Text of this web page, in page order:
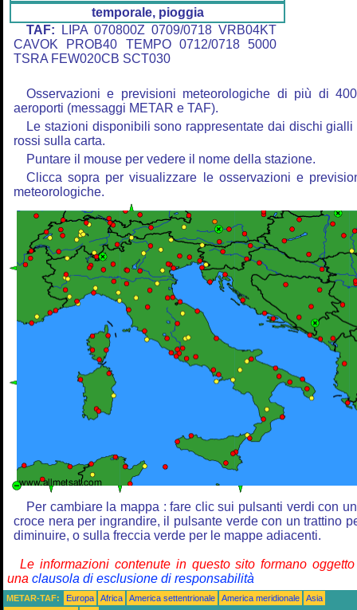
temporale, pioggia
TAF: LIPA 070800Z 0709/0718 VRB04KT
CAVOK PROB40 TEMPO 0712/0718 5000
TSRA FEW020CB SCT030
Osservazioni e previsioni meteorologiche di più di
aeroporti (messaggi METAR e TAF).
Le stazioni disponibili sono rappresentate dai dischi gialli
rossi sulla carta.
Puntare il mouse per vedere il nome della stazione.
Clicca sopra per visualizzare le osservazioni e
meteorologiche.
Per cambiare la mappa : fare clic sui pulsanti verdi con
croce nera per ingrandire, il pulsante verde con un trattino
diminuire, o sulla freccia verde per le mappe adiacenti.
Le informazioni contenute in questo sito formano
una clausola di esclusione di responsabilità
METAR-TAF: Europa Africa America settentrionale America meridionale
Asia